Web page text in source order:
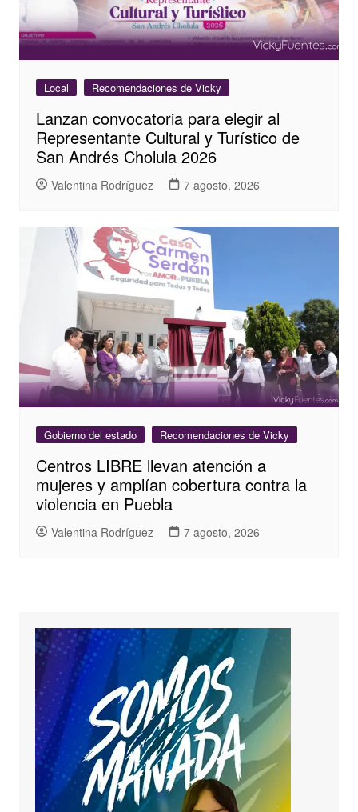
Local Recomendaciones de Vicky
Lanzan convocatoria para elegir al
Representante Cultural y Turístico de
San Andrés Cholula 2026
Valentina Rodríguez 7 agosto, 2026
Gobierno del estado Recomendaciones de Vicky
Centros LIBRE llevan atención a
mujeres y amplían cobertura contra la
violencia en Puebla
Valentina Rodríguez 7 agosto, 2026